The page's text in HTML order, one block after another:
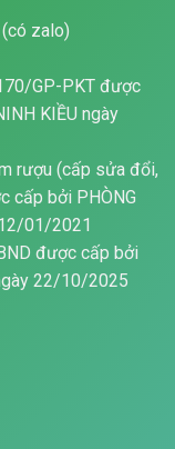
zalo)
GP-PKT được
KIỀU ngày
rượu (cấp sửa đổi,
cấp bởi PHÒNG
01/2021
được cấp bởi
22/10/2025